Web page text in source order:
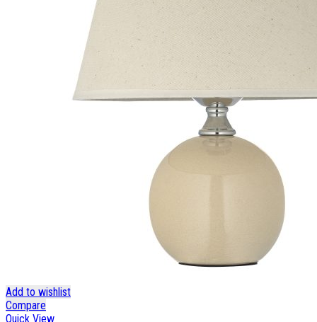
Add to wishlist
Compare
Quick View